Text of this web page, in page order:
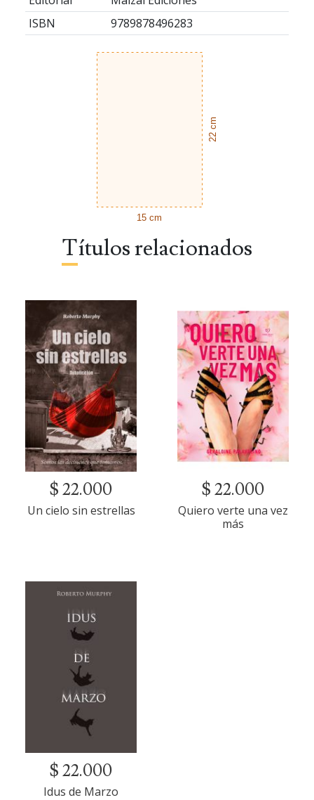
ISBN
9789878496283
22 cm
15 cm
Títulos relacionados
$ 22.000
Un cielo sin estrellas
$ 22.000
Quiero verte una vez
más
$ 22.000
Idus de Marzo